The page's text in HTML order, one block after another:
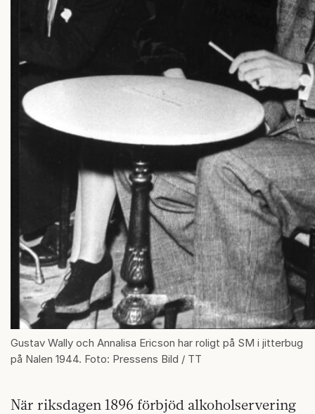
Gustav Wally och Annalisa Ericson har roligt på SM i jitterbug
på Nalen 1944. Foto: Pressens Bild / TT
När riksdagen 1896 förbjöd alkoholservering